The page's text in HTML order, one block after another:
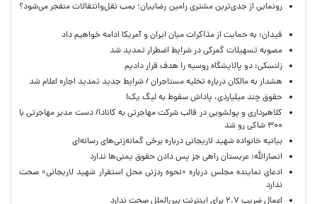
رونمایی از جدی‌ترین مشتری رامین رضاییان؛ بمب نقل‌وانتقالات منفجر می‌شود؟
فیدان: به حمایت از مذاکرات میان ایران و آمریکا ادامه خواهیم داد
مصوبه تسهیلات گمرکی در شرایط اضطرار تمدید شد
زلنسکی: دو پالایشگاه روسیه را هدف قرار دادیم
هشدار به مالکان درباره تخلیه مستاجران / شرایط جدید تمدید اجاره اعلام شد
حقوق چند میلیاردی، پاداش سقوط به لیگ یک!
کلاهبرداری و پولشویی در قالب شرکت مهاجرتی به کانادا/ دست مدیر مهاجرتی با
۳۰۰ شاکی رو شد
بیانیه خانواده شهید لاریجانی درباره برخی گمانه‌زنی‌های رسانه‌ای
انصارالله: عربستان راهی جز پس دادن حقوق یمنی‌ها ندارد
ادعای نماینده مجلس درباره «نحوه ردزنی محل استقرار شهید لاریجانی» صحت
ندارد
اعمال ضریب ۲.۷ برای اینترنت بین‌الملل صحت ندارد